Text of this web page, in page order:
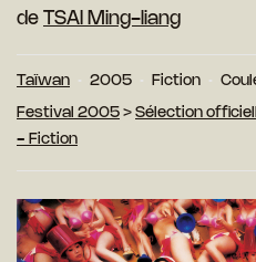
de TSAI Ming-liang
Taïwan 2005 Fiction
Festival 2005 > Sélection
- Fiction